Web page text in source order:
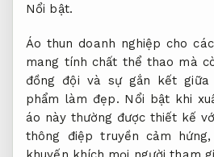
Nổi bật.
Áo thun doanh nghiệp cho
mang tính chất thể thao mà
đồng đội và sự gắn kết giữa
phẩm làm đẹp. Nổi bật khi
áo này thường được thiết kế
thông điệp truyền cảm hứng,